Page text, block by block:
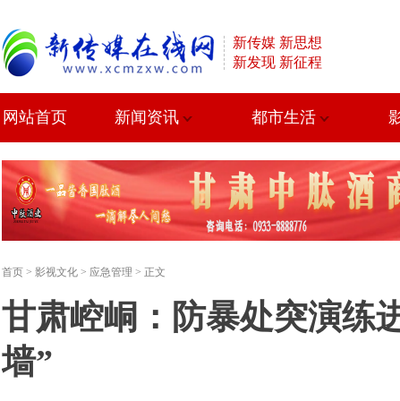
新传媒 新思想
新发现 新征程
网站首页 新闻资讯 都市生活
首页 > 影视文化 > 应急管理 > 正文
甘肃崆峒：防暴处突演练
墙”